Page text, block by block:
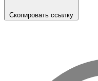
Скопировать ссылку